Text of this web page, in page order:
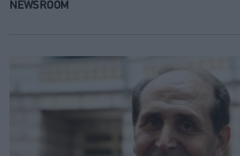
NEWSROOM